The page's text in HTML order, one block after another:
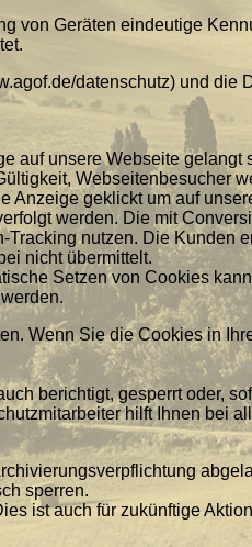
von Geräten eindeutige
datenschutz) und die
auf unsere Webseite gelangt
Webseitenbesucher
Anzeige geklickt um auf
werden. Die mit
nutzen. Die Kunden
nicht übermittelt.
Setzen von Cookies
Wenn Sie die Cookies in
berichtigt, gesperrt oder,
hilft Ihnen bei
sperren.
ist auch für zukünftige